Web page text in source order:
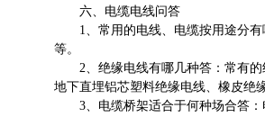
六、电缆电线问答
1、常用的电线、电缆按用途分有
等。
2、绝缘电线有哪几种答：常有的
地下直埋铝芯塑料绝缘电线、橡皮绝
3、电缆桥架适合于何种场合答：